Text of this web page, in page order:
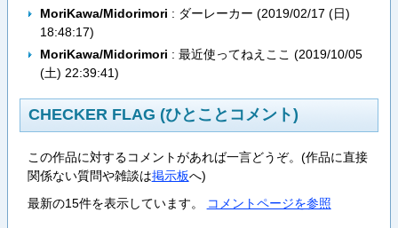
MoriKawa/Midorimori : ダーレーカー (2019/02/17 (日)
18:48:17)
MoriKawa/Midorimori : 最近使ってねえここ (2019/10/05
(土) 22:39:41)
CHECKER FLAG (ひとことコメント)
この作品に対するコメントがあれば一言どうぞ。(作品に直接
関係ない質問や雑談は掲示板へ)
最新の15件を表示しています。
コメントページを参照